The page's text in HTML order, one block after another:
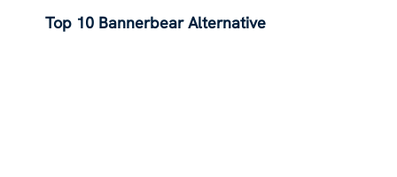
Top 10 Bannerbear Alternative